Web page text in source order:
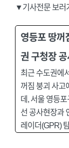
▼기사전문 보러
영등포 땅
권 구청장
최근 수도권에
꺼짐 붕괴 사고
데, 서울 영등
선 공사현장과
레이더(GPR)